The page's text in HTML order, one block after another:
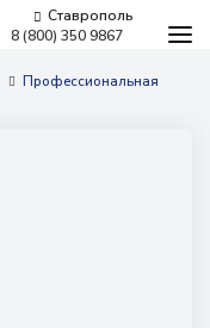
8 (800) 350 9867
Ставрополь
Профессиональная